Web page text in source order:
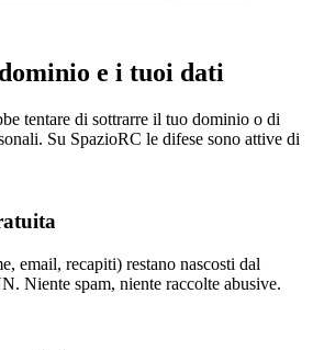
e i tuoi dati
tentare di sottrarre il tuo dominio o di
Su SpazioRC le difese sono attive di
email, recapiti) restano nascosti dal
Niente spam, niente raccolte abusive.